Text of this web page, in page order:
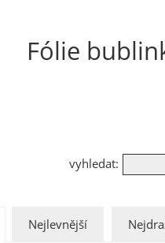
Fólie
vyhledat:
Nejlevnější